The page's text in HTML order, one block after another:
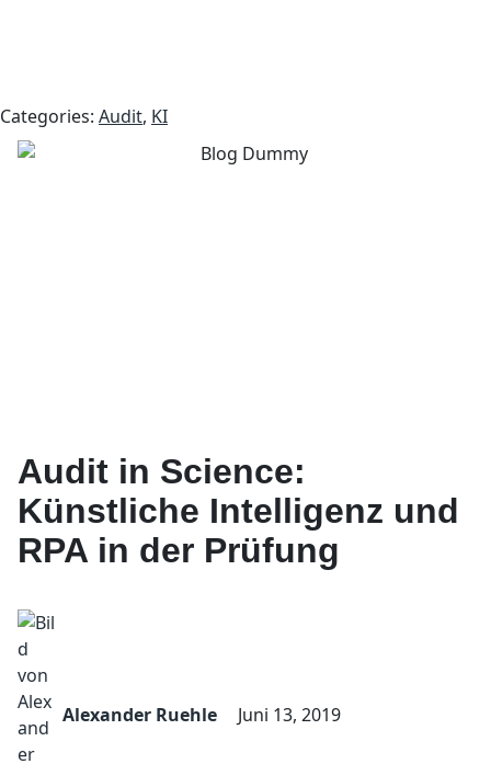
Categories: Audit, KI
Audit in Science:
Künstliche Intelligenz und
RPA in der Prüfung
Alexander Ruehle Juni 13, 2019